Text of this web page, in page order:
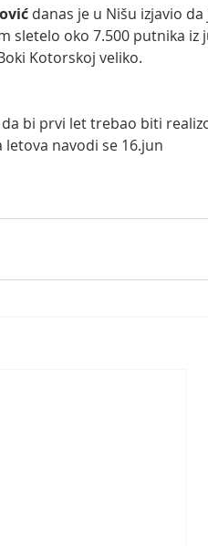
danas je u Nišu izjavio
sletelo oko 7.500 putnika iz
Kotorskoj veliko.
bi prvi let trebao biti
navodi se 16.jun